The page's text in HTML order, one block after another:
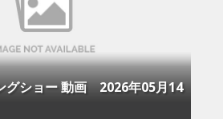
グショー 動画 2026年05月14